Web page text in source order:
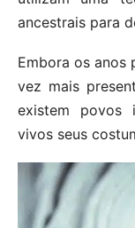
ancestrais para
Embora os anos
vez mais
existem povos
vivos seus